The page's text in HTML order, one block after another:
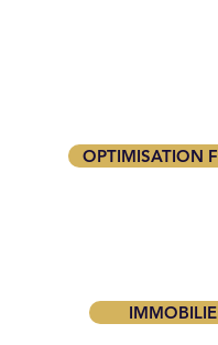
OPTIMISATION